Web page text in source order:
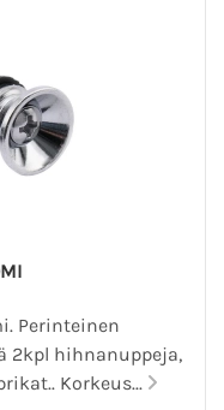
Perinteinen
2kpl hihnanuppeja,
Korkeus...